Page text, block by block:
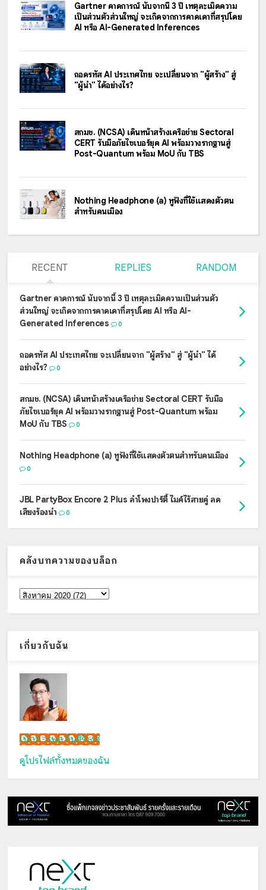
Gartner คาดการณ์ นับจากนี้ 3 ปี เหตุละเมิดความ
เป็นส่วนตัวส่วนใหญ่ จะเกิดจากการคาดเดาที่สรุปโดย
AI หรือ AI-Generated Inferences
ถอดรหัส AI ประเทศไทย จะเปลี่ยนจาก "ผู้สร้าง" สู่
"ผู้นำ" ได้อย่างไร?
สกมช. (NCSA) เดินหน้าสร้างเครือข่าย Sectoral
CERT รับมือภัยไซเบอร์ยุค AI พร้อมวางรากฐานสู่
Post-Quantum พร้อม MoU กับ TBS
Nothing Headphone (a) หูฟังที่ใช้แสดงตัวตน
สำหรับคนเมือง
RECENT REPLIES RANDOM
Gartner คาดการณ์ นับจากนี้ 3 ปี เหตุละเมิดความเป็นส่วนตัว
ส่วนใหญ่ จะเกิดจากการคาดเดาที่สรุปโดย AI หรือ AI-
Generated Inferences
0
ถอดรหัส AI ประเทศไทย จะเปลี่ยนจาก "ผู้สร้าง" สู่ "ผู้นำ" ได้
อย่างไร?
0
สกมช. (NCSA) เดินหน้าสร้างเครือข่าย Sectoral CERT รับมือ
ภัยไซเบอร์ยุค AI พร้อมวางรากฐานสู่ Post-Quantum พร้อม
MoU กับ TBS
0
Nothing Headphone (a) หูฟังที่ใช้แสดงตัวตนสำหรับคนเมือง
0
JBL PartyBox Encore 2 Plus ลำโพงปาร์ตี้ ไมค์ไร้สายคู่ ลด
เสียงร้องนำ
0
คลังบทความของบล็อก
เกี่ยวกับฉัน
เน็กซ์ วรพล ลิ่มศิริวงศ์
ดูโปรไฟล์ทั้งหมดของฉัน